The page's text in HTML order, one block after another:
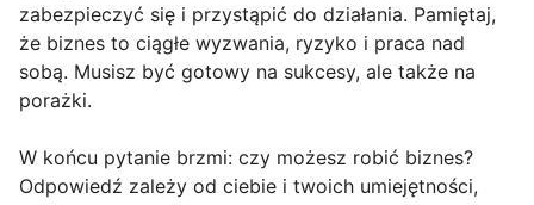
zabezpieczyć się i przystąpić do działania. Pamiętaj,
że biznes to ciągłe wyzwania, ryzyko i praca nad
sobą. Musisz być gotowy na sukcesy, ale także na
porażki.
W końcu pytanie brzmi: czy możesz robić biznes?
Odpowiedź zależy od ciebie i twoich umiejętności,